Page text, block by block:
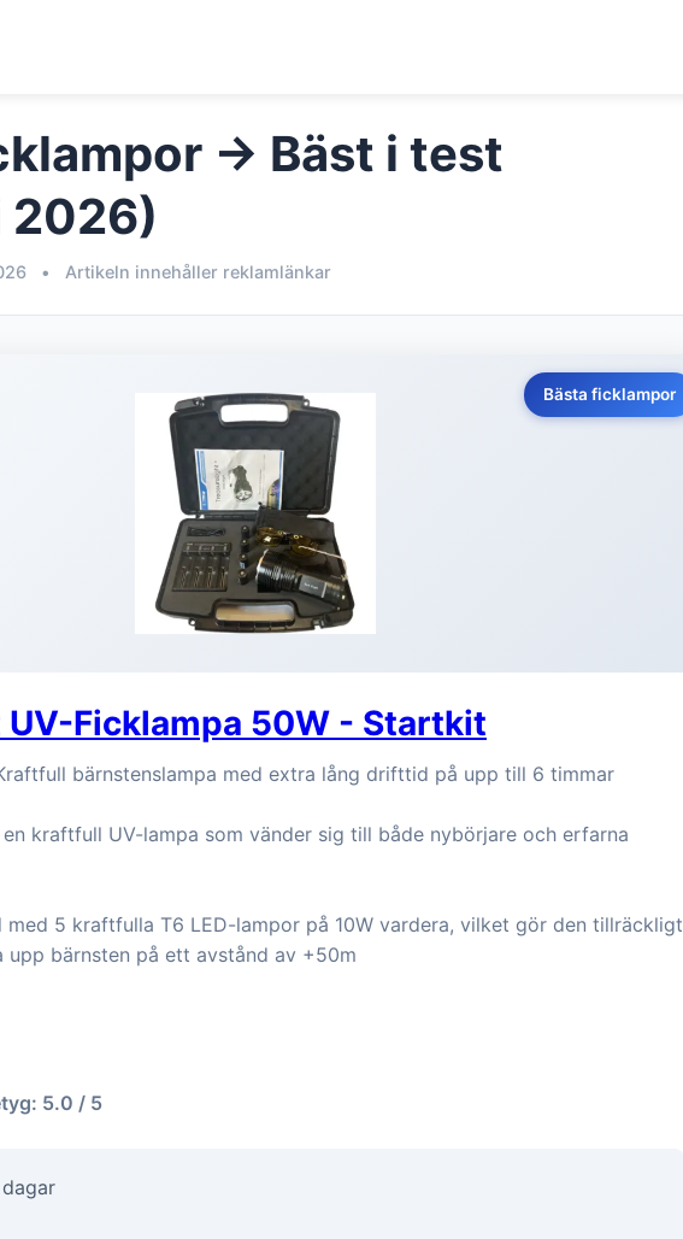
→ Bäst i test
2026)
• Artikeln innehåller reklamlänkar
Bästa ficklampor
UV-Ficklampa 50W - Startkit
bärnstenslampa med extra lång drifttid på upp till 6 timmar
kraftfull UV-lampa som vänder sig till både nybörjare och erfarna
med 5 kraftfulla T6 LED-lampor på 10W vardera, vilket gör den tillräckligt
bärnsten på ett avstånd av +50m
5.0 / 5